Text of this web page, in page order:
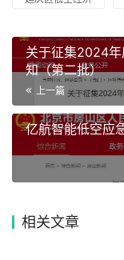
关于征集2024
知（第二批）
上一篇
亿航智能低空应
相关文章